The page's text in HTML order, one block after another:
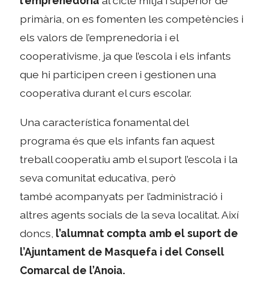
primària, on es fomenten les competències i
els valors de l’emprenedoria i el
cooperativisme, ja que l’escola i els infants
que hi participen creen i gestionen una
cooperativa durant el curs escolar.
Una característica fonamental del
programa és que els infants fan aquest
treball cooperatiu amb el suport l’escola i la
seva comunitat educativa, però
també acompanyats per l’administració i
altres agents socials de la seva localitat. Així
doncs, l’alumnat compta amb el suport de
l’Ajuntament de Masquefa i del Consell
Comarcal de l’Anoia.